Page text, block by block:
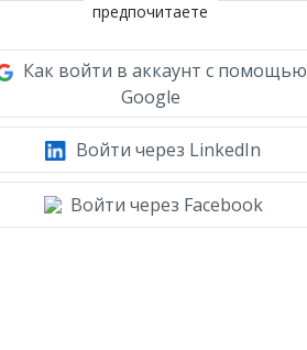
предпочитаете
Как войти в аккаунт с помощью
Google
Войти через LinkedIn
Войти через Facebook